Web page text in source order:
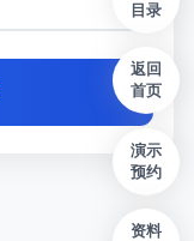
目录
返回
首页
演示
预约
资料